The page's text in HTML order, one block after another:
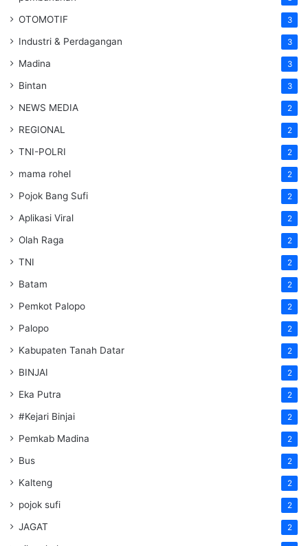
OTOMOTIF 3
Industri & Perdagangan 3
Madina 3
Bintan 3
NEWS MEDIA 2
REGIONAL 2
TNI-POLRI 2
mama rohel 2
Pojok Bang Sufi 2
Aplikasi Viral 2
Olah Raga 2
TNI 2
Batam 2
Pemkot Palopo 2
Palopo 2
Kabupaten Tanah Datar 2
BINJAI 2
Eka Putra 2
#Kejari Binjai 2
Pemkab Madina 2
Bus 2
Kalteng 2
pojok sufi 2
JAGAT 2